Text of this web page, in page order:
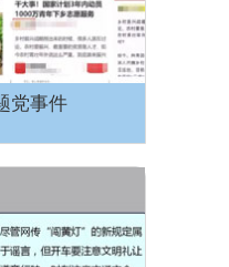
党事件